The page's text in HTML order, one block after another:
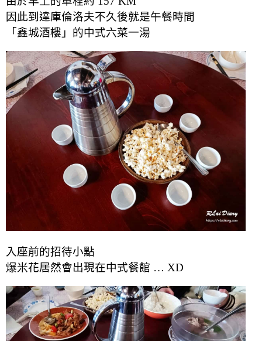
因此到達庫倫洛夫不久後就是午餐時間
「鑫城酒樓」的中式六菜一湯
入座前的招待小點
爆米花居然會出現在中式餐館 … XD